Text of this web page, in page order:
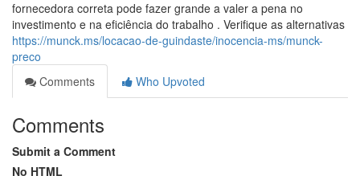
fornecedora correta pode fazer grande a valer a pena no
investimento e na eficiência do trabalho . Verifique as alternativas
https://munck.ms/locacao-de-guindaste/inocencia-ms/munck-
preco
Comments
Who Upvoted
Comments
Submit a Comment
No HTML